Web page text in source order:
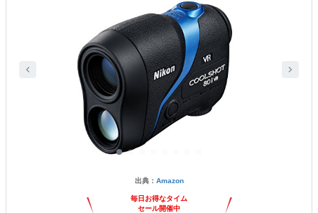
出典： Amazon
毎日お得なタイム
セール開催中